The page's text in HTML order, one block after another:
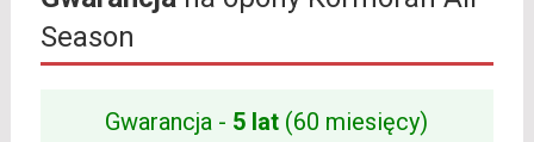
Season
Gwarancja - 5 lat (60 miesięcy)